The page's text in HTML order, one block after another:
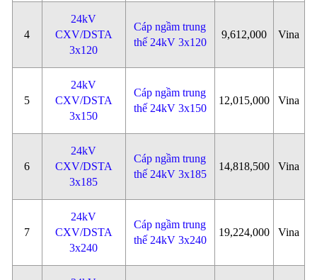
4
24kV
CXV/DSTA
3x120
Cáp ngầm trung
thế 24kV 3x120
9,612,000 Vina
5
24kV
CXV/DSTA
3x150
Cáp ngầm trung
thế 24kV 3x150
12,015,000 Vina
6
24kV
CXV/DSTA
3x185
Cáp ngầm trung
thế 24kV 3x185
14,818,500 Vina
7
24kV
CXV/DSTA
3x240
Cáp ngầm trung
thế 24kV 3x240
19,224,000 Vina